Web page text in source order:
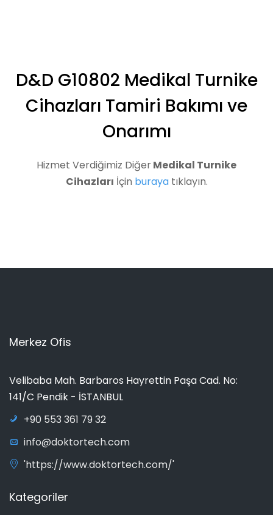
D&D G10802 Medikal Turnike
Cihazları Tamiri Bakımı ve
Onarımı
Hizmet Verdiğimiz DiğerMedikal Turnike
Cihazları İçin burayatıklayın.
Merkez Ofis
Velibaba Mah. Barbaros Hayrettin Paşa Cad. No:
141/C Pendik - İSTANBUL
+90 553 361 79 32
info@doktortech.com
'https://www.doktortech.com/'
Kategoriler